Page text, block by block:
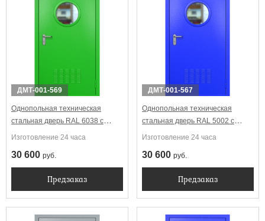
ДМТ-001-569
Однопольная техническая
стальная дверь RAL 6038 с
круглым стеклопакетом
Изготовление 24 часа
30 600 руб.
Предзаказ
ДМТ-001-567
Однопольная техническая
стальная дверь RAL 5002 с
круглым стеклопакетом
Изготовление 24 часа
30 600 руб.
Предзаказ